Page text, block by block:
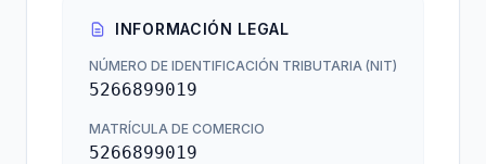
INFORMACIÓN LEGAL
NÚMERO DE IDENTIFICACIÓN TRIBUTARIA (NIT)
5266899019
MATRÍCULA DE COMERCIO
5266899019